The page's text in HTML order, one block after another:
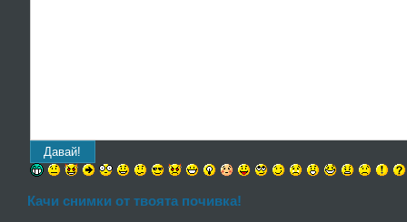
Качи снимки от твоята почивка!